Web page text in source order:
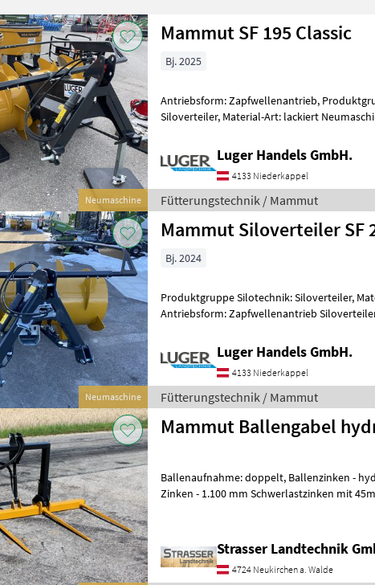
Neumaschine
Mammut SF 195 Classic
Bj. 2025
Antriebsform: Zapfwellenantrieb,
Siloverteiler, Material-Art: lackiert Neumaschine - Front-
Luger Handels GmbH.
4133 Niederkappel
Fütterungstechnik / Mammut
Neumaschine
Mammut Siloverteiler SF
Bj. 2024
Produktgruppe Silotechnik: Siloverteiler,
Antriebsform: Zapfwellenantrieb
Luger Handels GmbH.
4133 Niederkappel
Fütterungstechnik / Mammut
Mammut Ballengabel
Ballenaufnahme: doppelt, Ballenzinken -
Zinken - 1.100 mm Schwerlastzinken mit
Strasser Landtechnik
4724 Neukirchen a. Walde